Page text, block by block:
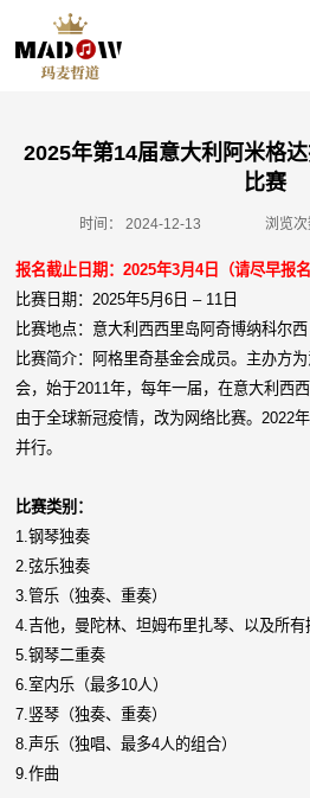
2025年第14届意大利阿米格
比赛
时间： 2024-12-13 浏览次
报名截止日期：2025年3月4日（请尽早报名
比赛日期：2025年5月6日 – 11日
比赛地点：意大利西西里岛阿奇博纳科尔西
比赛简介：阿格里奇基金会成员。主办方
会，始于2011年，每年一届，在意大利西
由于全球新冠疫情，改为网络比赛。2022
并行。
比赛类别：
1.钢琴独奏
2.弦乐独奏
3.管乐（独奏、重奏）
4.吉他，曼陀林、坦姆布里扎琴、以及所有
5.钢琴二重奏
6.室内乐（最多10人）
7.竖琴（独奏、重奏）
8.声乐（独唱、最多4人的组合）
9.作曲